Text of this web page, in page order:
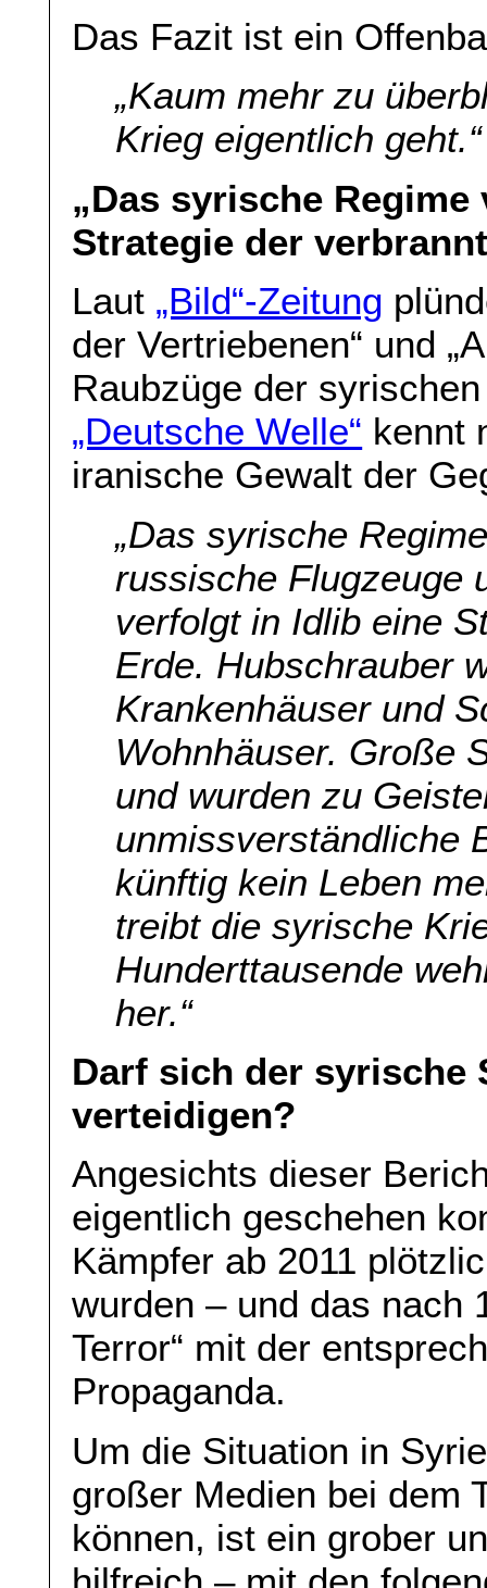
Das Fazit ist ein
„Kaum mehr zu
Krieg eigentlich geht.“
„Das syrische
Strategie der
Laut „Bild“-Zeitung
der Vertriebenen“ und
Raubzüge der
„Deutsche Welle“ kennt
iranische Gewalt der
„Das syrische
russische Flugzeuge
verfolgt in Idlib eine
Erde. Hubschrauber
Krankenhäuser und
Wohnhäuser. Große
und wurden zu
unmissverständliche
künftig kein Leben
treibt die syrische
Hunderttausende
her.“
Darf sich der syrische
verteidigen?
Angesichts dieser
eigentlich geschehen
Kämpfer ab 2011
wurden – und das nach
Terror“ mit der
Propaganda.
Um die Situation in
großer Medien bei dem
können, ist ein grober